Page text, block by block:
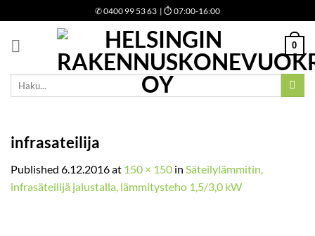
to
content
✆0400 99 53 63 | ⏱ 07:00-16:00
0
Etsi:
infrasateilija
Published 6.12.2016at 150 × 150 in Säteilylämmitin,
infrasäteilijä jalustalla, lämmitysteho 1,5/3,0 kW